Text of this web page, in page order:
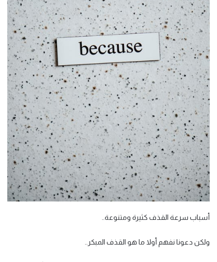
أسباب سرعة القذف كثيرة ومتنوعة..
ولكن دعونا نفهم أولا ما هو القذف المبكر..